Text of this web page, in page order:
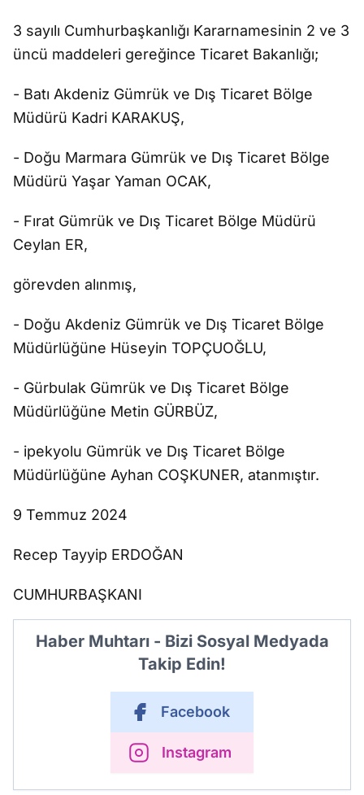
3 sayılı Cumhurbaşkanlığı Kararnamesinin 2 ve 3
üncü maddeleri gereğince Ticaret Bakanlığı;
- Batı Akdeniz Gümrük ve Dış Ticaret Bölge
Müdürü Kadri KARAKUŞ,
- Doğu Marmara Gümrük ve Dış Ticaret Bölge
Müdürü Yaşar Yaman OCAK,
- Fırat Gümrük ve Dış Ticaret Bölge Müdürü
Ceylan ER,
görevden alınmış,
- Doğu Akdeniz Gümrük ve Dış Ticaret Bölge
Müdürlüğüne Hüseyin TOPÇUOĞLU,
- Gürbulak Gümrük ve Dış Ticaret Bölge
Müdürlüğüne Metin GÜRBÜZ,
- ipekyolu Gümrük ve Dış Ticaret Bölge
Müdürlüğüne Ayhan COŞKUNER, atanmıştır.
9 Temmuz 2024
Recep Tayyip ERDOĞAN
CUMHURBAŞKANI
Haber Muhtarı - Bizi Sosyal Medyada
Takip Edin!
Facebook
Instagram